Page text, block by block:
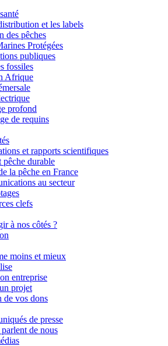
et les labels
des pêches
Protégées
publiques
fossiles
Afrique
profond
de requins
et rapports scientifiques
pêche durable
la pêche en France
au secteur
clefs
à nos côtés ?
moins et mieux
entreprise
projet
de vos dons
de presse
de nous